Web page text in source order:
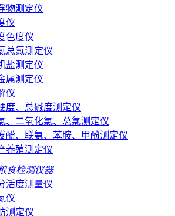
物测定仪
仪
色度仪
总氯测定仪
盐测定仪
属测定仪
仪
度、总碱度测定仪
、二氧化氯、总氯测定仪
酚、联氨、苯胺、甲酚测定仪
养殖测定仪
食检测仪器
活度测量仪
仪
测定仪